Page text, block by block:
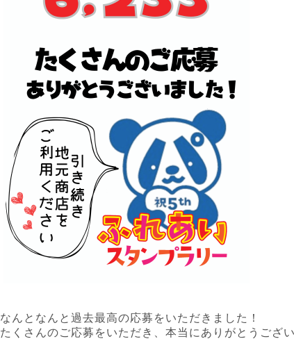
なんとなんと過去最高の応募をいただきました！
たくさんのご応募をいただき、本当にありがとうござい